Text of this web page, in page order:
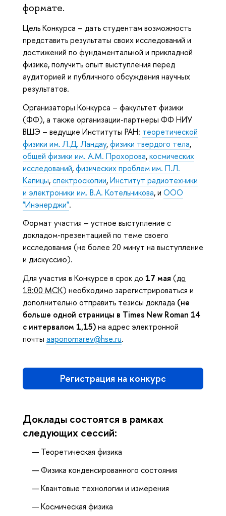
формате.
Цель Конкурса – дать студентам возможность
представить результаты своих исследований и
достижений по фундаментальной и прикладной
физике, получить опыт выступления перед
аудиторией и публичного обсуждения научных
результатов.
Организаторы Конкурса – факультет физики
(ФФ), а также организации-партнеры ФФ НИУ
ВШЭ – ведущие Институты РАН: теоретической
физики им. Л.Д. Ландау,физики твердого тела,
общей физики им. А.М. Прохорова,космических
исследований,физических проблем им. П.Л.
Капицы,спектроскопии,Институт радиотехники
и электроники им. В.А. Котельникова, и ООО
"Инэнерджи".
Формат участия – устное выступление с
докладом-презентацией по теме своего
исследования (не более 20 минут на выступление
и дискуссию).
Для участия в Конкурсе в срок до 17 мая (до
18:00 МСК) необходимо зарегистрироваться и
дополнительно отправить тезисы доклада (не
больше одной страницы в Times New Roman 14
с интервалом 1,15)на адрес электронной
почты aaponomarev@hse.ru.
Регистрация на конкурс
Доклады состоятся в рамках
следующих сессий:
Теоретическая физика
Физика конденсированного состояния
Квантовые технологии и измерения
Космическая физика